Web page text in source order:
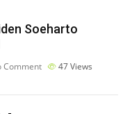
Soeharto
Comment 47Views